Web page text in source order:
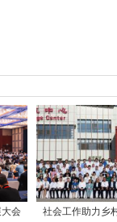
会 社会工作助力乡